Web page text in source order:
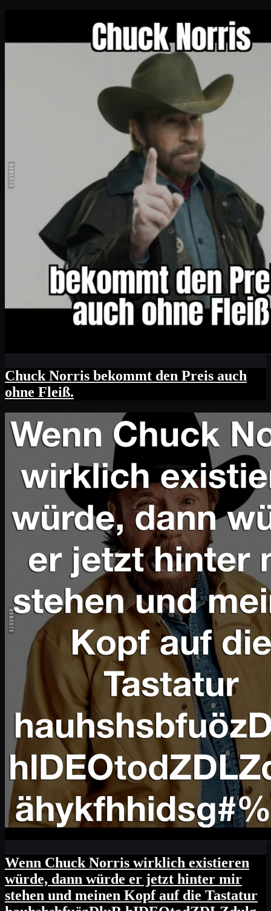
Chuck Norris bekommt den Preis auch
ohne Fleiß.
Wenn Chuck Norris wirklich existieren
würde, dann würde er jetzt hinter mir
stehen und meinen Kopf auf die Tastatur